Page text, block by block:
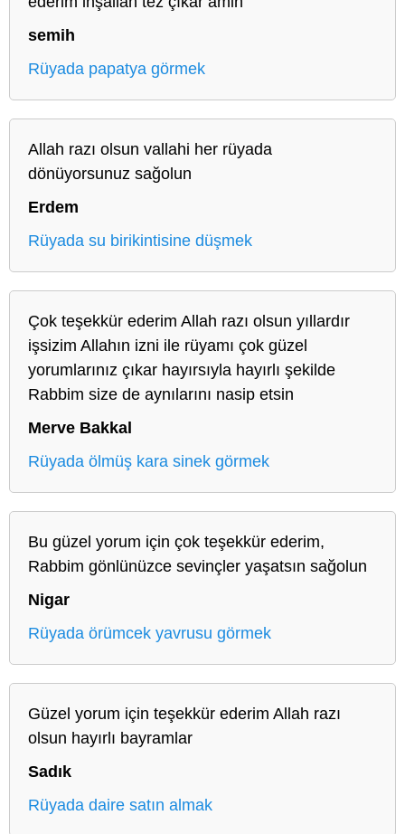
semih
Rüyada papatya görmek
Allah razı olsun vallahi her rüyada
dönüyorsunuz sağolun
Erdem
Rüyada su birikintisine düşmek
Çok teşekkür ederim Allah razı olsun yıllardır
işsizim Allahın izni ile rüyamı çok güzel
yorumlarınız çıkar hayırsıyla hayırlı şekilde
Rabbim size de aynılarını nasip etsin
Merve Bakkal
Rüyada ölmüş kara sinek görmek
Bu güzel yorum için çok teşekkür ederim,
Rabbim gönlünüzce sevinçler yaşatsın sağolun
Nigar
Rüyada örümcek yavrusu görmek
Güzel yorum için teşekkür ederim Allah razı
olsun hayırlı bayramlar
Sadık
Rüyada daire satın almak